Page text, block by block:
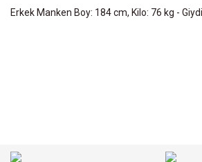
Erkek Manken Boy: 184 cm, Kilo: 76 kg -
Ürün resmi kalitesiz, bozuk veya